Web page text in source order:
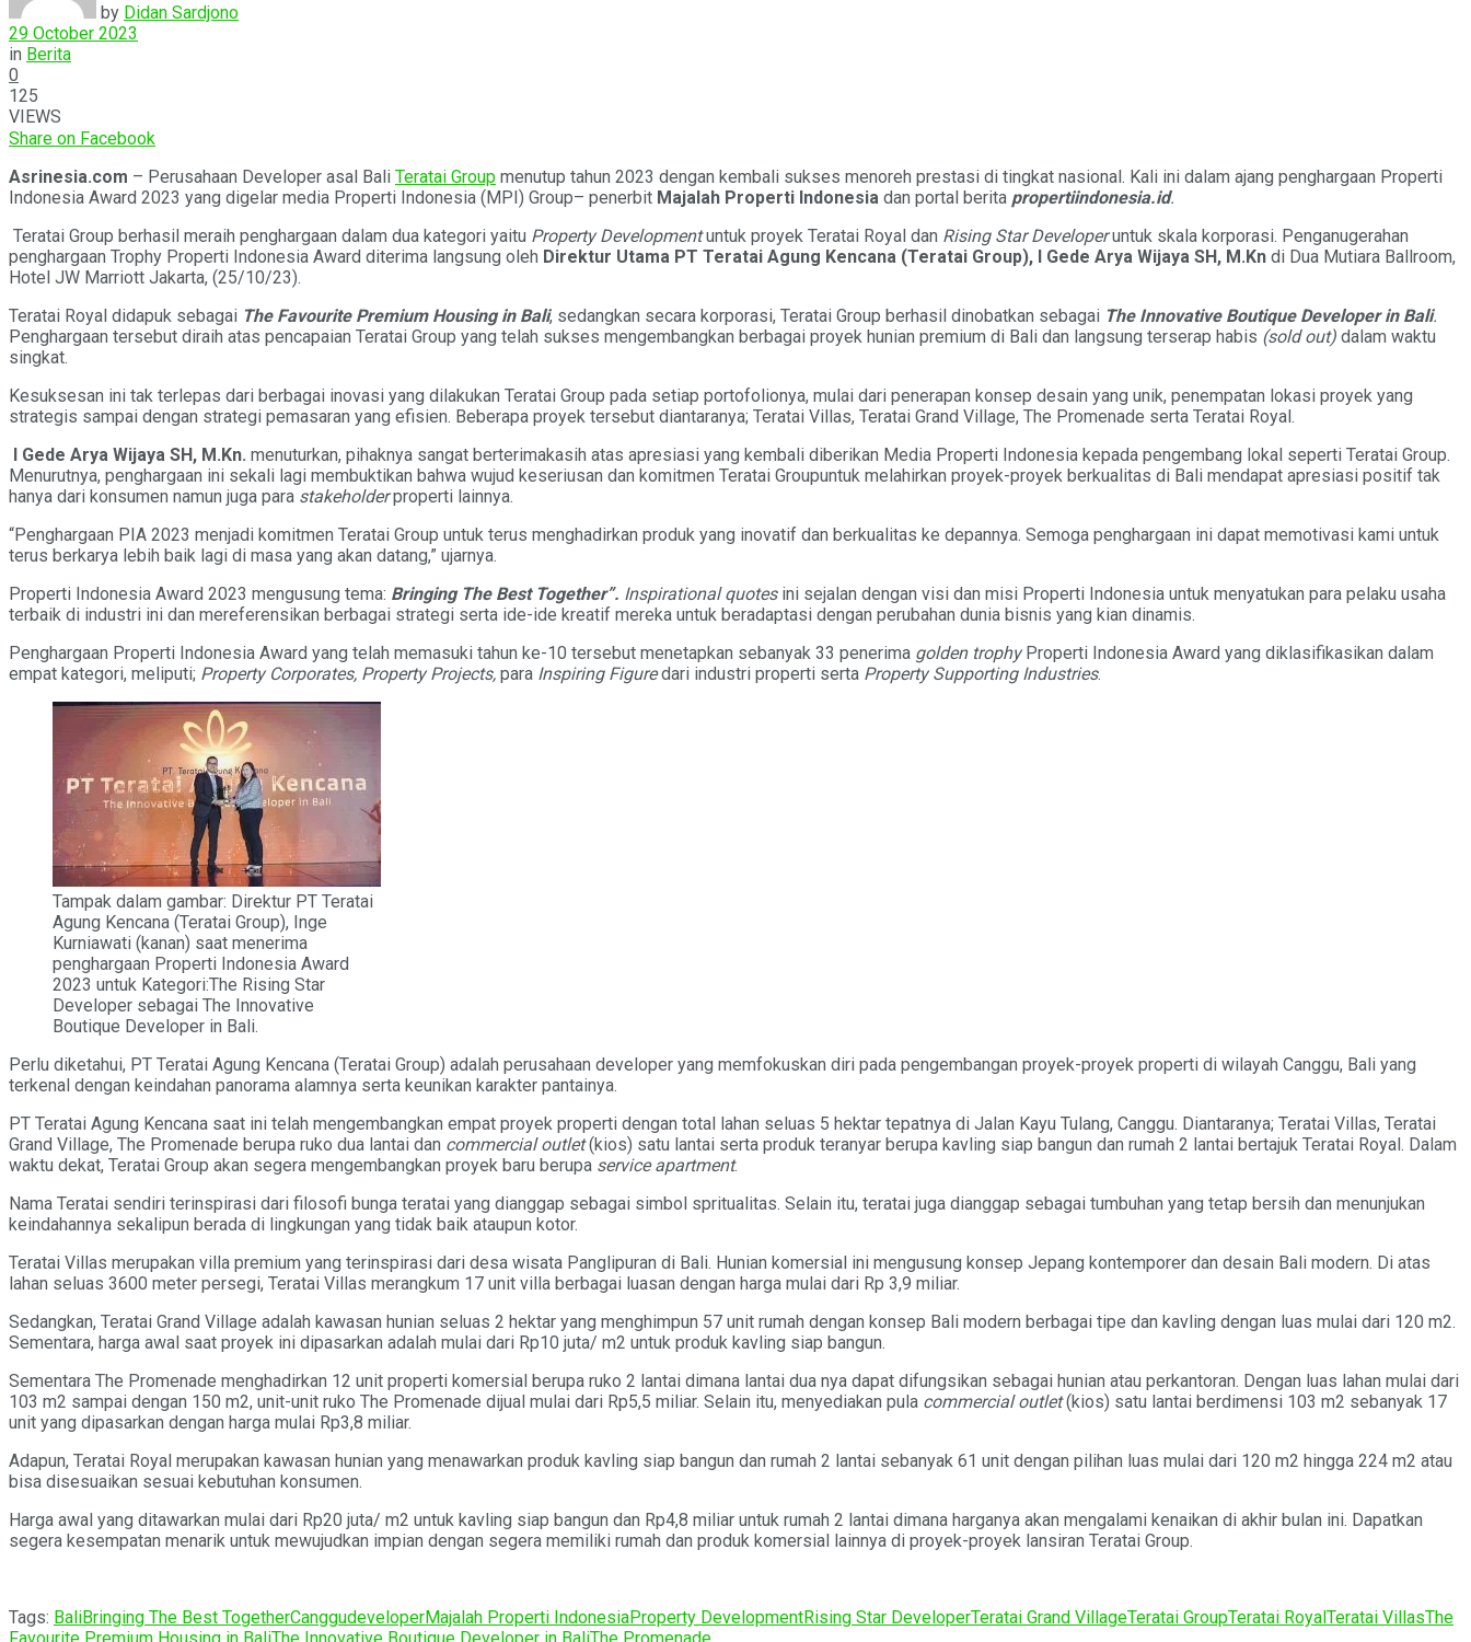
by Didan Sardjono
29 October 2023
in Berita
0
125
VIEWS
Share on Facebook
Asrinesia.com – Perusahaan Developer asal Bali Teratai Group menutup tahun 2023 dengan kembali sukses menoreh prestasi di tingkat nasional. Kali ini dalam ajang penghargaan Properti
Indonesia Award 2023 yang digelar media Properti Indonesia (MPI) Group– penerbit Majalah Properti Indonesia dan portal berita propertiindonesia.id.
Teratai Group berhasil meraih penghargaan dalam dua kategori yaitu Property Developmentuntuk proyek Teratai Royal dan Rising Star Developeruntuk skala korporasi. Penganugerahan
penghargaan Trophy Properti Indonesia Award diterima langsung oleh Direktur Utama PT Teratai Agung Kencana (Teratai Group), I Gede Arya Wijaya SH, M.Kn di Dua Mutiara Ballroom,
Hotel JW Marriott Jakarta, (25/10/23).
Teratai Royal didapuk sebagai The Favourite Premium Housing in Bali, sedangkan secara korporasi, Teratai Group berhasil dinobatkan sebagai The Innovative Boutique Developer in Bali.
Penghargaan tersebut diraih atas pencapaian Teratai Group yang telah sukses mengembangkan berbagai proyek hunian premium di Bali dan langsung terserap habis (sold out) dalam waktu
singkat.
Kesuksesan ini tak terlepas dari berbagai inovasi yang dilakukan Teratai Group pada setiap portofolionya, mulai dari penerapan konsep desain yang unik, penempatan lokasi proyek yang
strategis sampai dengan strategi pemasaran yang efisien. Beberapa proyek tersebut diantaranya; Teratai Villas, Teratai Grand Village, The Promenade serta Teratai Royal.
I Gede Arya Wijaya SH, M.Kn. menuturkan, pihaknya sangat berterimakasih atas apresiasi yang kembali diberikan Media Properti Indonesia kepada pengembang lokal seperti Teratai Group.
Menurutnya, penghargaan ini sekali lagi membuktikan bahwa wujud keseriusan dan komitmen Teratai Groupuntuk melahirkan proyek-proyek berkualitas di Bali mendapat apresiasi positif tak
hanya dari konsumen namun juga para stakeholderproperti lainnya.
“Penghargaan PIA 2023 menjadi komitmen Teratai Group untuk terus menghadirkan produk yang inovatif dan berkualitas ke depannya. Semoga penghargaan ini dapat memotivasi kami untuk
terus berkarya lebih baik lagi di masa yang akan datang,” ujarnya.
Properti Indonesia Award 2023 mengusung tema: Bringing The Best Together”. Inspirational quotesini sejalan dengan visi dan misi Properti Indonesia untuk menyatukan para pelaku usaha
terbaik di industri ini dan mereferensikan berbagai strategi serta ide-ide kreatif mereka untuk beradaptasi dengan perubahan dunia bisnis yang kian dinamis.
Penghargaan Properti Indonesia Award yang telah memasuki tahun ke-10 tersebut menetapkan sebanyak 33 penerima golden trophyProperti Indonesia Award yang diklasifikasikan dalam
empat kategori, meliputi; Property Corporates, Property Projects, para Inspiring Figuredari industri properti serta Property Supporting Industries.
Tampak dalam gambar: Direktur PT Teratai
Agung Kencana (Teratai Group), Inge
Kurniawati (kanan) saat menerima
penghargaan Properti Indonesia Award
2023 untuk Kategori:The Rising Star
Developer sebagai The Innovative
Boutique Developer in Bali.
Perlu diketahui, PT Teratai Agung Kencana (Teratai Group) adalah perusahaan developer yang memfokuskan diri pada pengembangan proyek-proyek properti di wilayah Canggu, Bali yang
terkenal dengan keindahan panorama alamnya serta keunikan karakter pantainya.
PT Teratai Agung Kencana saat ini telah mengembangkan empat proyek properti dengan total lahan seluas 5 hektar tepatnya di Jalan Kayu Tulang, Canggu. Diantaranya; Teratai Villas, Teratai
Grand Village, The Promenade berupa ruko dua lantai dan commercial outlet(kios) satu lantai serta produk teranyar berupa kavling siap bangun dan rumah 2 lantai bertajuk Teratai Royal. Dalam
waktu dekat, Teratai Group akan segera mengembangkan proyek baru berupa service apartment.
Nama Teratai sendiri terinspirasi dari filosofi bunga teratai yang dianggap sebagai simbol spritualitas. Selain itu, teratai juga dianggap sebagai tumbuhan yang tetap bersih dan menunjukan
keindahannya sekalipun berada di lingkungan yang tidak baik ataupun kotor.
Teratai Villas merupakan villa premium yang terinspirasi dari desa wisata Panglipuran di Bali. Hunian komersial ini mengusung konsep Jepang kontemporer dan desain Bali modern. Di atas
lahan seluas 3600 meter persegi, Teratai Villas merangkum 17 unit villa berbagai luasan dengan harga mulai dari Rp 3,9 miliar.
Sedangkan, Teratai Grand Village adalah kawasan hunian seluas 2 hektar yang menghimpun 57 unit rumah dengan konsep Bali modern berbagai tipe dan kavling dengan luas mulai dari 120 m2.
Sementara, harga awal saat proyek ini dipasarkan adalah mulai dari Rp10 juta/ m2 untuk produk kavling siap bangun.
Sementara The Promenade menghadirkan 12 unit properti komersial berupa ruko 2 lantai dimana lantai dua nya dapat difungsikan sebagai hunian atau perkantoran. Dengan luas lahan mulai dari
103 m2 sampai dengan 150 m2, unit-unit ruko The Promenade dijual mulai dari Rp5,5 miliar. Selain itu, menyediakan pula commercial outlet(kios) satu lantai berdimensi 103 m2 sebanyak 17
unit yang dipasarkan dengan harga mulai Rp3,8 miliar.
Adapun, Teratai Royal merupakan kawasan hunian yang menawarkan produk kavling siap bangun dan rumah 2 lantai sebanyak 61 unit dengan pilihan luas mulai dari 120 m2 hingga 224 m2 atau
bisa disesuaikan sesuai kebutuhan konsumen.
Harga awal yang ditawarkan mulai dari Rp20 juta/ m2 untuk kavling siap bangun dan Rp4,8 miliar untuk rumah 2 lantai dimana harganya akan mengalami kenaikan di akhir bulan ini. Dapatkan
segera kesempatan menarik untuk mewujudkan impian dengan segera memiliki rumah dan produk komersial lainnya di proyek-proyek lansiran Teratai Group.
Tags: BaliBringing The Best TogetherCanggudeveloperMajalah Properti IndonesiaProperty DevelopmentRising Star DeveloperTeratai Grand VillageTeratai GroupTeratai RoyalTeratai VillasThe
Favourite Premium Housing in BaliThe Innovative Boutique Developer in BaliThe Promenade